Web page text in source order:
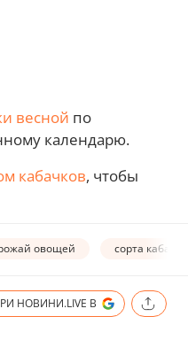
весной по
календарю.
кабачков, чтобы
овощей сорта
НОВИНИ.LIVE В